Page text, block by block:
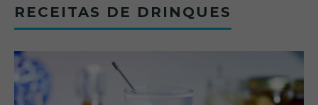
RECEITAS DE DRINQUES